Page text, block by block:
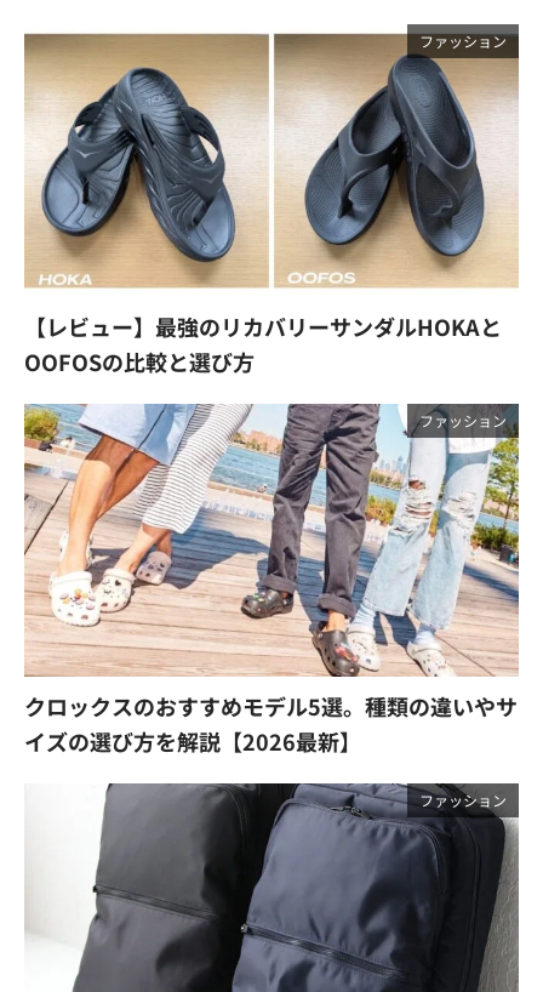
ファッション
【レビュー】最強のリカバリーサンダルHOKAと
OOFOSの比較と選び方
ファッション
クロックスのおすすめモデル5選。種類の違いやサ
イズの選び方を解説【2026最新】
ファッション